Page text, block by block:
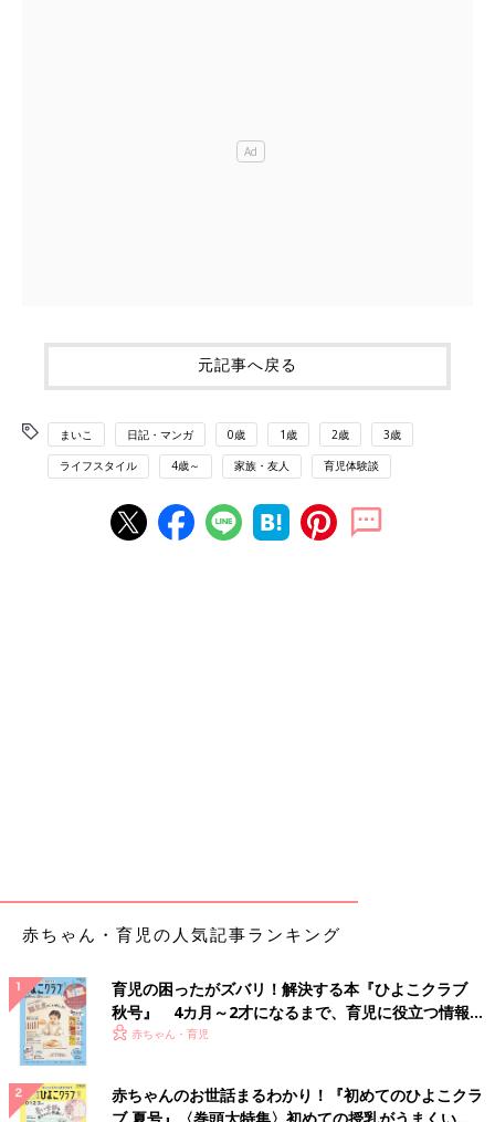
元記事へ戻る
まいこ 日記・マンガ 0歳 1歳 2歳 3歳
ライフスタイル 4歳～ 家族・友人 育児体験談
赤ちゃん・育児の人気記事ランキング
育児の困ったがズバリ！解決する本『ひよこクラブ
秋号』 4カ月～2才になるまで、育児に役立つ情報が
いっぱい！
赤ちゃん・育児
赤ちゃんのお世話まるわかり！『初めてのひよこクラ